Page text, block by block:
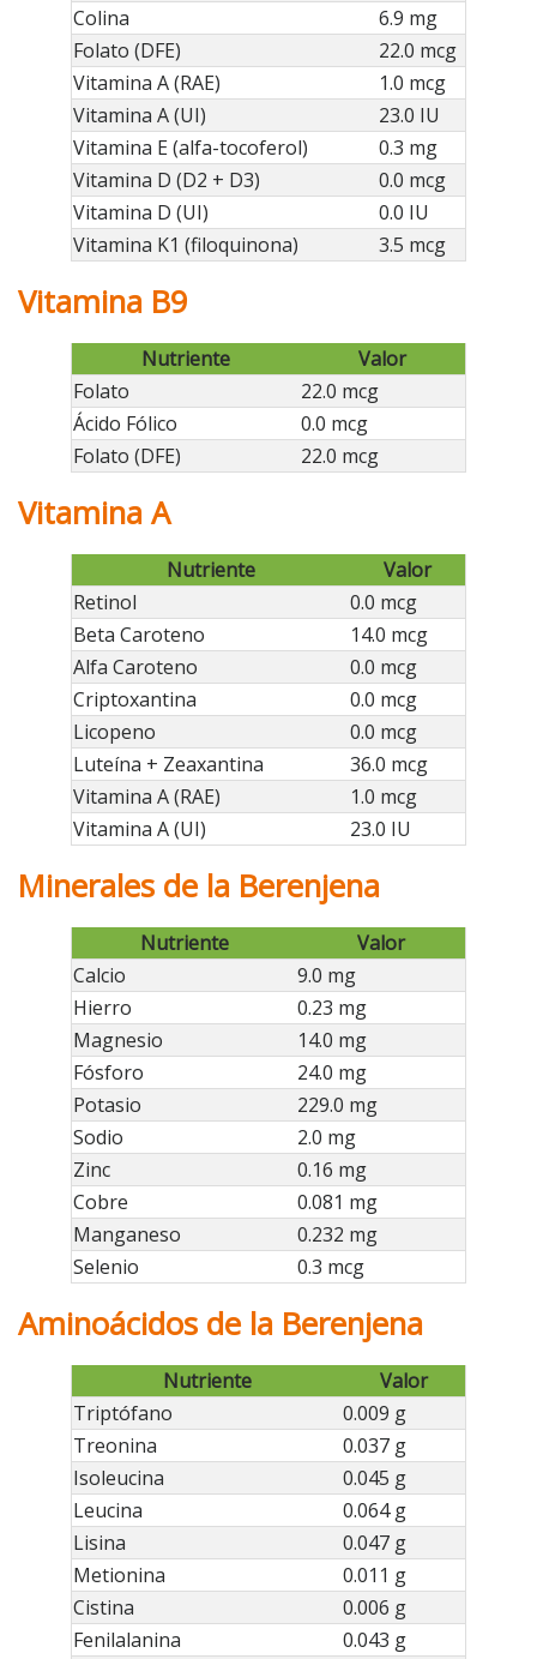
Colina
6.9 mg
Folato (DFE)
22.0 mcg
Vitamina A (RAE)
1.0 mcg
Vitamina A (UI)
23.0 IU
Vitamina E (alfa-tocoferol)
0.3 mg
Vitamina D (D2 + D3)
0.0 mcg
Vitamina D (UI)
0.0 IU
Vitamina K1 (filoquinona)
3.5 mcg
Vitamina B9
Nutriente
Valor
Folato
22.0 mcg
Ácido Fólico
0.0 mcg
Folato (DFE)
22.0 mcg
Vitamina A
Nutriente
Valor
Retinol
0.0 mcg
Beta Caroteno
14.0 mcg
Alfa Caroteno
0.0 mcg
Criptoxantina
0.0 mcg
Licopeno
0.0 mcg
Luteína + Zeaxantina
36.0 mcg
Vitamina A (RAE)
1.0 mcg
Vitamina A (UI)
23.0 IU
Minerales de la Berenjena
Nutriente
Valor
Calcio
9.0 mg
Hierro
0.23 mg
Magnesio
14.0 mg
Fósforo
24.0 mg
Potasio
229.0 mg
Sodio
2.0 mg
Zinc
0.16 mg
Cobre
0.081 mg
Manganeso
0.232 mg
Selenio
0.3 mcg
Aminoácidos de la Berenjena
Nutriente
Valor
Triptófano
0.009 g
Treonina
0.037 g
Isoleucina
0.045 g
Leucina
0.064 g
Lisina
0.047 g
Metionina
0.011 g
Cistina
0.006 g
Fenilalanina
0.043 g